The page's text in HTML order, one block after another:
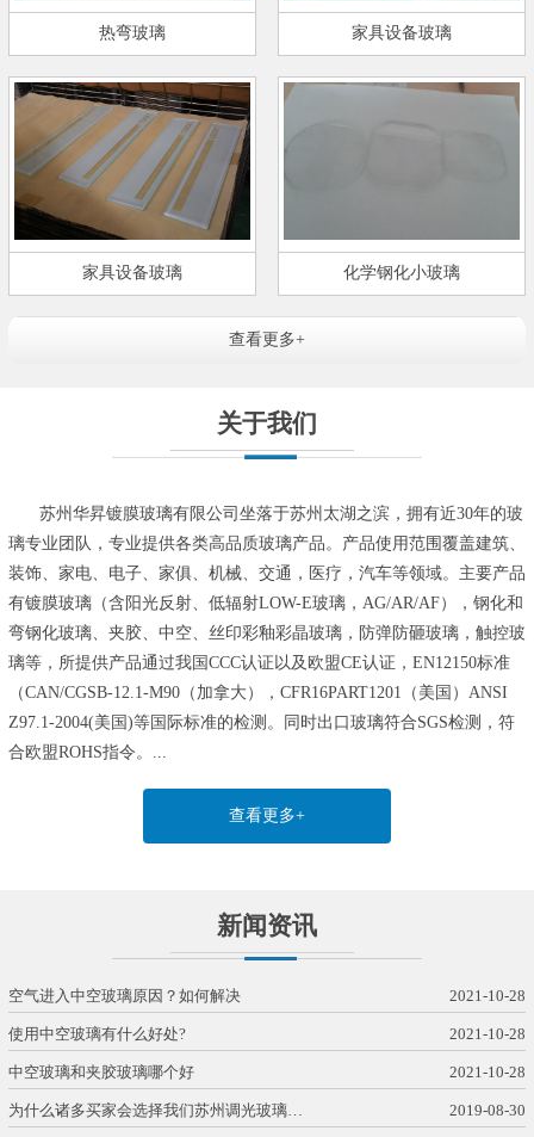
热弯玻璃 家具设备玻璃
家具设备玻璃 化学钢化小玻璃
查看更多+
关于我们
苏州华昇镀膜玻璃有限公司坐落于苏州太湖之滨，拥有近30年的玻
璃专业团队，专业提供各类高品质玻璃产品。产品使用范围覆盖建筑、
装饰、家电、电子、家俱、机械、交通，医疗，汽车等领域。主要产品
有镀膜玻璃（含阳光反射、低辐射LOW-E玻璃，AG/AR/AF），钢化和
弯钢化玻璃、夹胶、中空、丝印彩釉彩晶玻璃，防弹防砸玻璃，触控玻
璃等，所提供产品通过我国CCC认证以及欧盟CE认证，EN12150标准
（CAN/CGSB-12.1-M90（加拿大），CFR16PART1201（美国）ANSI
Z97.1-2004(美国)等国际标准的检测。同时出口玻璃符合SGS检测，符
合欧盟ROHS指令。...
查看更多+
新闻资讯
空气进入中空玻璃原因？如何解决 2021-10-28
使用中空玻璃有什么好处? 2021-10-28
中空玻璃和夹胶玻璃哪个好 2021-10-28
为什么诸多买家会选择我们苏州调光玻璃… 2019-08-30